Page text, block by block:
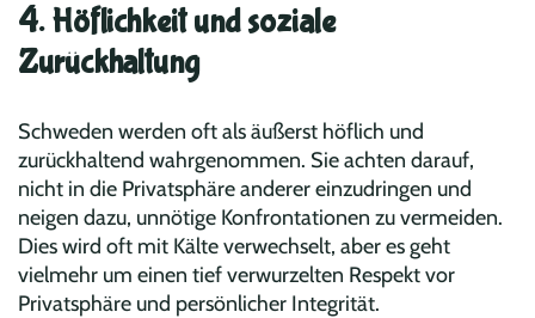
4. Höflichkeit und soziale
Zurückhaltung
Schweden werden oft als äußerst höflich und
zurückhaltend wahrgenommen. Sie achten darauf,
nicht in die Privatsphäre anderer einzudringen und
neigen dazu, unnötige Konfrontationen zu vermeiden.
Dies wird oft mit Kälte verwechselt, aber es geht
vielmehr um einen tief verwurzelten Respekt vor
Privatsphäre und persönlicher Integrität.